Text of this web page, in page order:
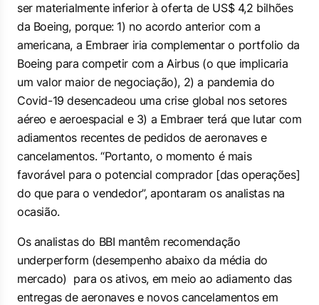
ser materialmente inferior à oferta de US$ 4,2 bilhões
da Boeing, porque: 1) no acordo anterior com a
americana, a Embraer iria complementar o portfolio da
Boeing para competir com a Airbus (o que implicaria
um valor maior de negociação), 2) a pandemia do
Covid-19 desencadeou uma crise global nos setores
aéreo e aeroespacial e 3) a Embraer terá que lutar com
adiamentos recentes de pedidos de aeronaves e
cancelamentos. “Portanto, o momento é mais
favorável para o potencial comprador [das operações]
do que para o vendedor”, apontaram os analistas na
ocasião.
Os analistas do BBI mantêm recomendação
underperform (desempenho abaixo da média do
mercado) para os ativos, em meio ao adiamento das
entregas de aeronaves e novos cancelamentos em